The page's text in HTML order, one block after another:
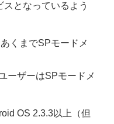
となっているよう
くまでSPモードメ
ーザーはSPモードメ
OS 2.3.3以上（但